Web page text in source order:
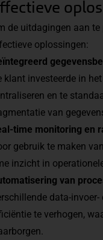
de uitdagingen aan
oplossingen:
klant investeerde in
en te
van
time monitoring en
gebruik te maken
inzicht in
van
data-
te verhogen,